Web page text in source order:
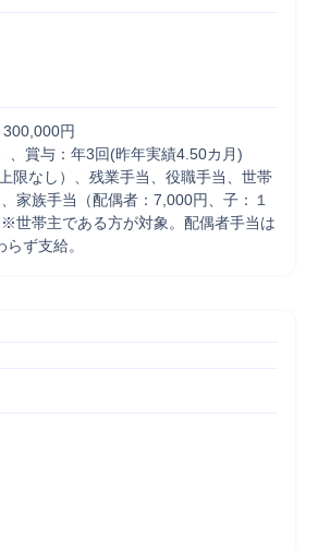
円
、賞与：年3回(昨年実績4.50カ月)
限なし）、残業手当、役職手当、世帯
家族手当（配偶者：7,000円、子：１
世帯主である方が対象。配偶者手当は
ず支給。